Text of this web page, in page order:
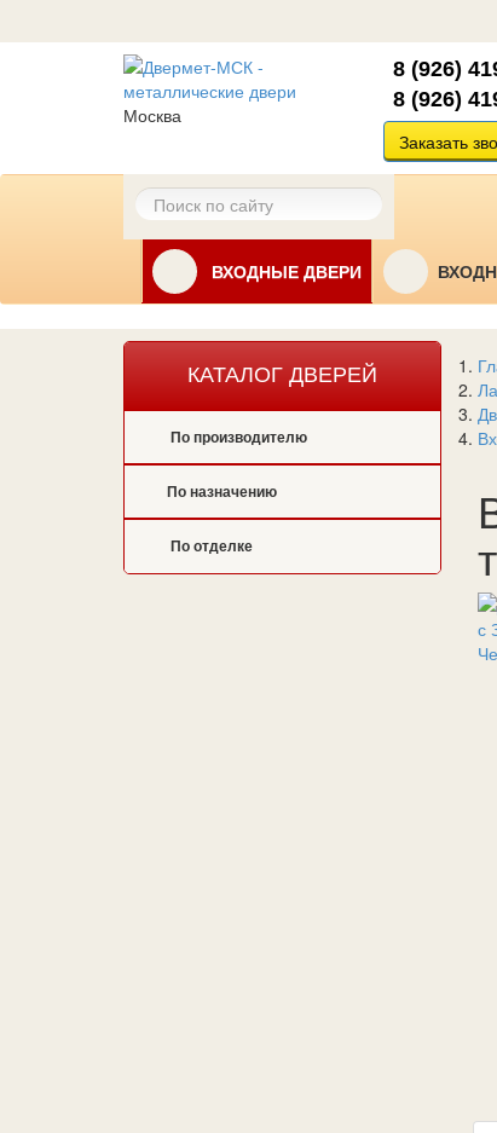
Москва
8 (926)
8 (926)
Заказать
ВХОДНЫЕ ДВЕРИ
КАТАЛОГ ДВЕРЕЙ
По производителю
По назначению
По отделке